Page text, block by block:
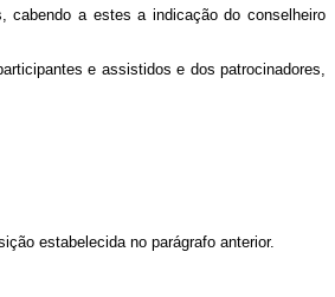
cabendo a estes a indicação do conselheiro
e assistidos e dos patrocinadores,
estabelecida no parágrafo anterior.